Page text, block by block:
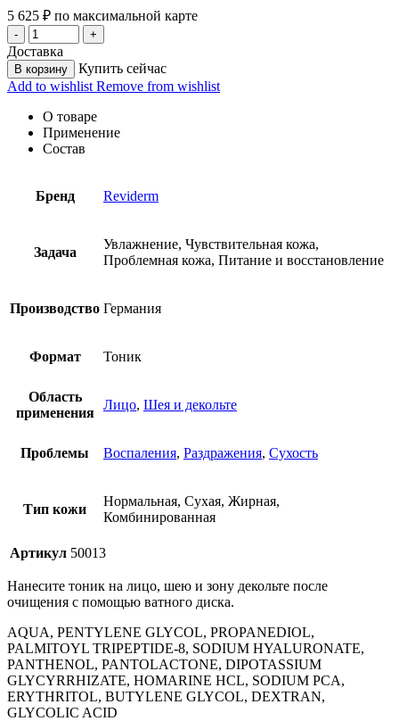
5 625 ₽ по максимальной карте
Доставка
В корзину
Купить сейчас
Add to wishlist Remove from wishlist
О товаре
Применение
Состав
Бренд Reviderm
Задача
Увлажнение, Чувствительная кожа,
Проблемная кожа, Питание и восстановление
Производство Германия
Формат Тоник
Область
применения
Лицо, Шея и декольте
Проблемы Воспаления, Раздражения, Сухость
Тип кожи
Нормальная, Сухая, Жирная,
Комбинированная
Артикул 50013
Нанесите тоник на лицо, шею и зону декольте после
очищения с помощью ватного диска.
AQUA, PENTYLENE GLYCOL, PROPANEDIOL,
PALMITOYL TRIPEPTIDE-8, SODIUM HYALURONATE,
PANTHENOL, PANTOLACTONE, DIPOTASSIUM
GLYCYRRHIZATE, HOMARINE HCL, SODIUM PCA,
ERYTHRITOL, BUTYLENE GLYCOL, DEXTRAN,
GLYCOLIC ACID